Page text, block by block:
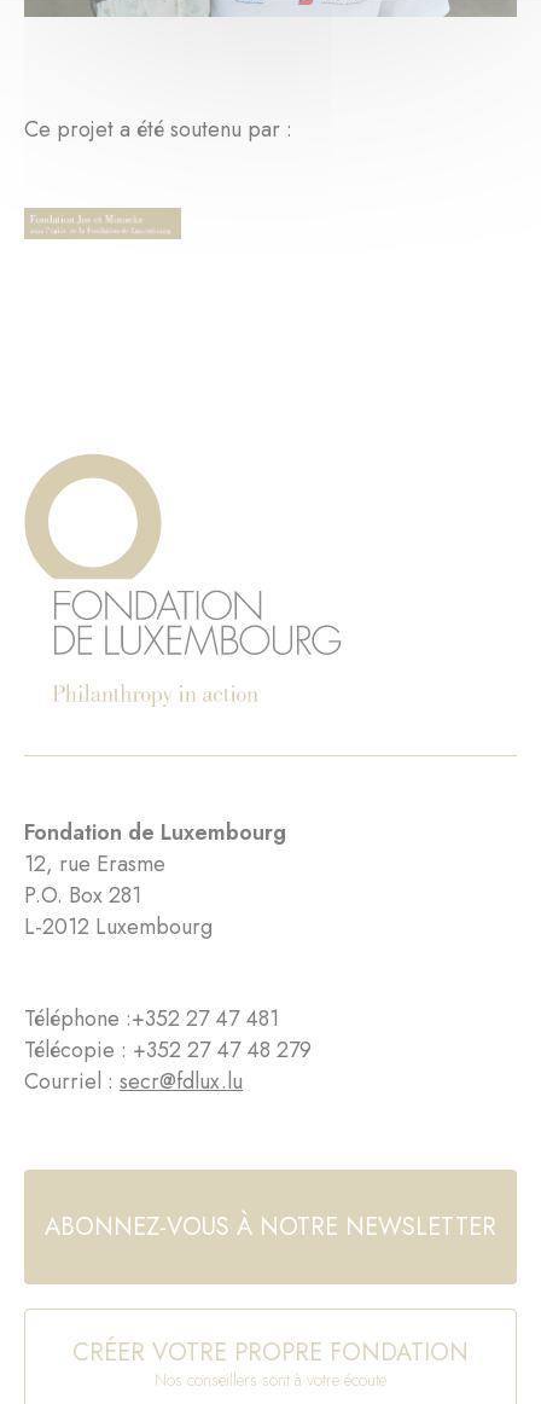
Ce projet a été soutenu par :
Fondation de Luxembourg
12, rue Erasme
P.O. Box 281
L-2012 Luxembourg
Téléphone :+352 27 47 481
Télécopie : +352 27 47 48 279
Courriel : secr@fdlux.lu
ABONNEZ-VOUS À NOTRE NEWSLETTER
CRÉER VOTRE PROPRE FONDATION
Nos conseillers sont à votre écoute